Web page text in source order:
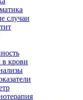
случаи
в крови